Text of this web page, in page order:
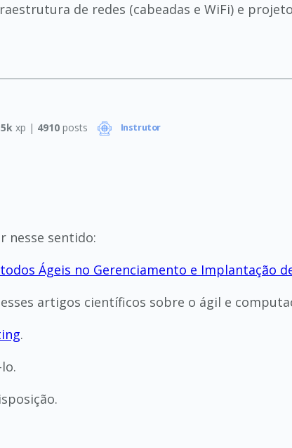
de redes (cabeadas e WiFi) e
xp | 4910 posts Instrutor
nesse sentido:
Ágeis no Gerenciamento e Implantação
artigos científicos sobre o ágil e
.